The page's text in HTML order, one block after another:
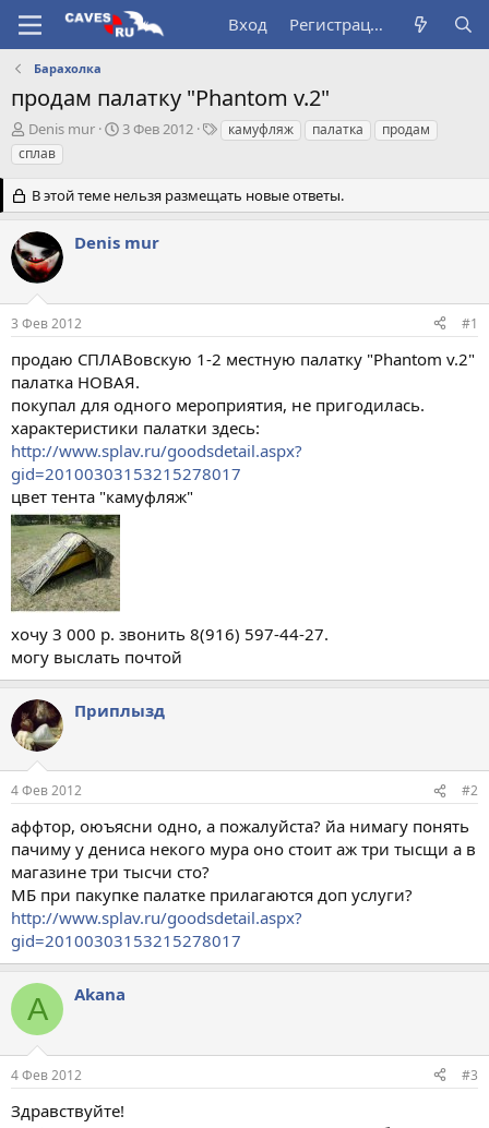
Вход Регистрация
Барахолка
продам палатку "Phantom v.2"
А
в
т
о
р
е
м
ы
Denis mur
Д
н
ч
а
3 Фев 2012
Ткамуфляж палатка
продам
сплав
В этой теме нельзя размещать новые ответы.
Denis mur
3 Фев 2012 #1
продаю СПЛАВовскую 1-2 местную палатку "Phantom v.2"
палатка НОВАЯ.
покупал для одного мероприятия, не пригодилась.
характеристики палатки здесь:
http://www.splav.ru/goodsdetail.aspx?
gid=20100303153215278017
цвет тента "камуфляж"
хочу 3 000 р. звонить 8(916) 597-44-27.
могу выслать почтой
Приплызд
4 Фев 2012 #2
аффтор, оюъясни одно, а пожалуйста? йа нимагу понять
пачиму у дениса некого мура оно стоит аж три тысщи а в
магазине три тысчи сто?
МБ при пакупке палатке прилагаются доп услуги?
http://www.splav.ru/goodsdetail.aspx?
gid=20100303153215278017
A Akana
4 Фев 2012 #3
Здравствуйте!